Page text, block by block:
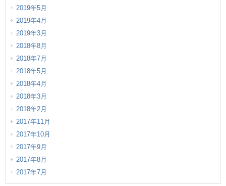
2019年5月
2019年4月
2019年3月
2018年8月
2018年7月
2018年5月
2018年4月
2018年3月
2018年2月
2017年11月
2017年10月
2017年9月
2017年8月
2017年7月